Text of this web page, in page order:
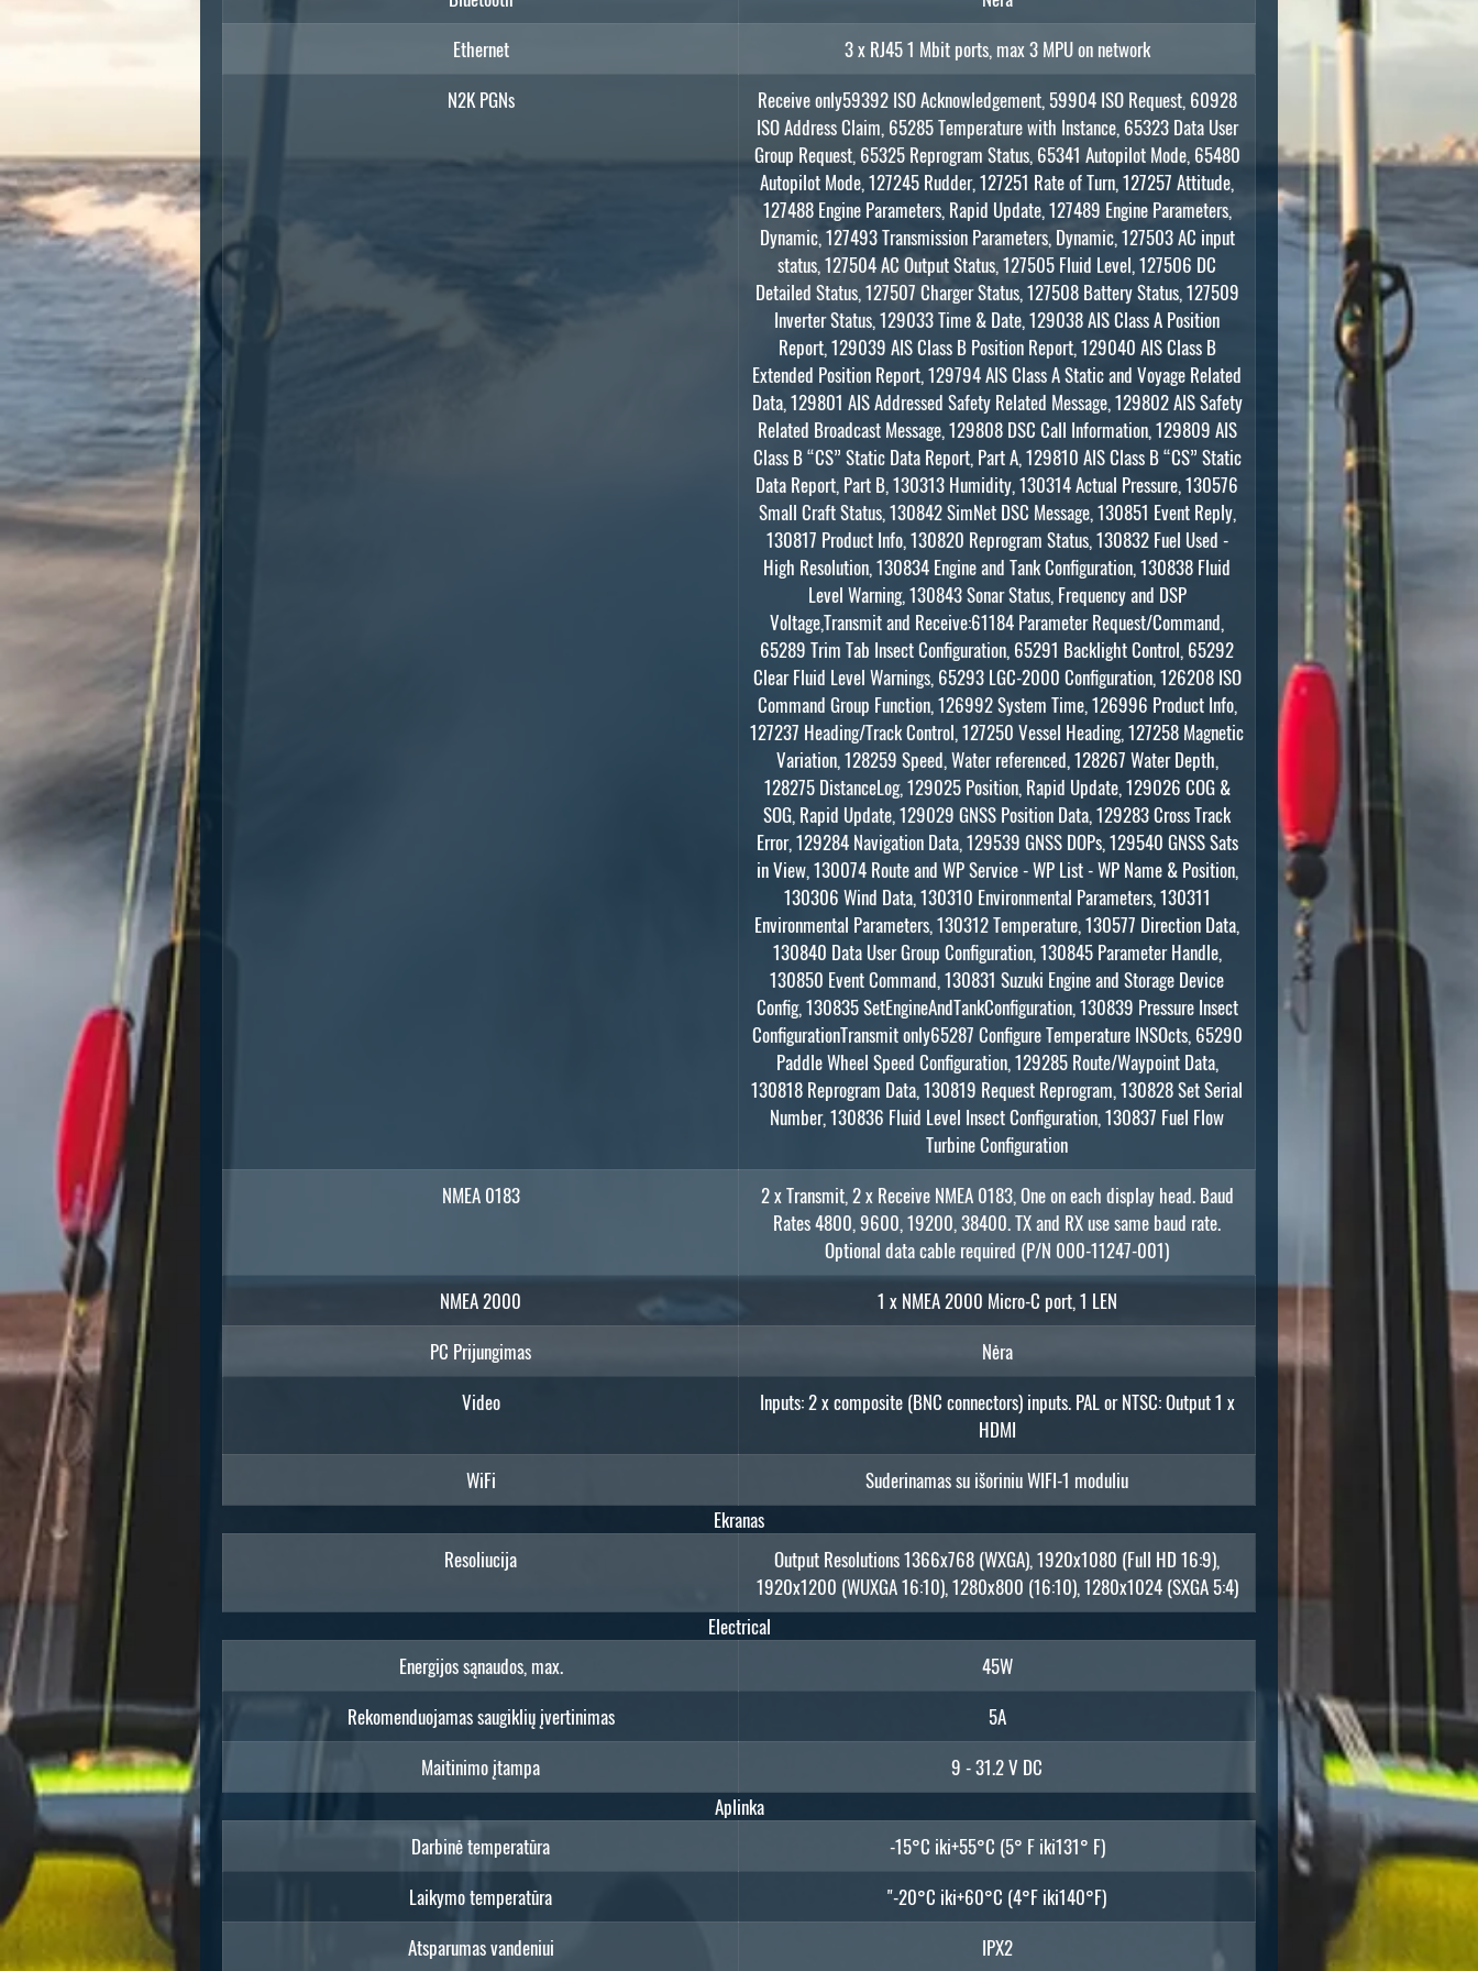
Ethernet
3 x RJ45 1 Mbit ports, max 3 MPU on network
N2K PGNs
Receive only59392 ISO Acknowledgement, 59904 ISO Request, 60928
ISO Address Claim, 65285 Temperature with Instance, 65323 Data User
Group Request, 65325 Reprogram Status, 65341 Autopilot Mode, 65480
Autopilot Mode, 127245 Rudder, 127251 Rate of Turn, 127257 Attitude,
127488 Engine Parameters, Rapid Update, 127489 Engine Parameters,
Dynamic, 127493 Transmission Parameters, Dynamic, 127503 AC input
status, 127504 AC Output Status, 127505 Fluid Level, 127506 DC
Detailed Status, 127507 Charger Status, 127508 Battery Status, 127509
Inverter Status, 129033 Time & Date, 129038 AIS Class A Position
Report, 129039 AIS Class B Position Report, 129040 AIS Class B
Extended Position Report, 129794 AIS Class A Static and Voyage Related
Data, 129801 AIS Addressed Safety Related Message, 129802 AIS Safety
Related Broadcast Message, 129808 DSC Call Information, 129809 AIS
Class B “CS” Static Data Report, Part A, 129810 AIS Class B “CS” Static
Data Report, Part B, 130313 Humidity, 130314 Actual Pressure, 130576
Small Craft Status, 130842 SimNet DSC Message, 130851 Event Reply,
130817 Product Info, 130820 Reprogram Status, 130832 Fuel Used -
High Resolution, 130834 Engine and Tank Configuration, 130838 Fluid
Level Warning, 130843 Sonar Status, Frequency and DSP
Voltage,Transmit and Receive:61184 Parameter Request/Command,
65289 Trim Tab Insect Configuration, 65291 Backlight Control, 65292
Clear Fluid Level Warnings, 65293 LGC-2000 Configuration, 126208 ISO
Command Group Function, 126992 System Time, 126996 Product Info,
127237 Heading/Track Control, 127250 Vessel Heading, 127258 Magnetic
Variation, 128259 Speed, Water referenced, 128267 Water Depth,
128275 DistanceLog, 129025 Position, Rapid Update, 129026 COG &
SOG, Rapid Update, 129029 GNSS Position Data, 129283 Cross Track
Error, 129284 Navigation Data, 129539 GNSS DOPs, 129540 GNSS Sats
in View, 130074 Route and WP Service - WP List - WP Name & Position,
130306 Wind Data, 130310 Environmental Parameters, 130311
Environmental Parameters, 130312 Temperature, 130577 Direction Data,
130840 Data User Group Configuration, 130845 Parameter Handle,
130850 Event Command, 130831 Suzuki Engine and Storage Device
Config, 130835 SetEngineAndTankConfiguration, 130839 Pressure Insect
ConfigurationTransmit only65287 Configure Temperature INSOcts, 65290
Paddle Wheel Speed Configuration, 129285 Route/Waypoint Data,
130818 Reprogram Data, 130819 Request Reprogram, 130828 Set Serial
Number, 130836 Fluid Level Insect Configuration, 130837 Fuel Flow
Turbine Configuration
NMEA 0183
2 x Transmit, 2 x Receive NMEA 0183, One on each display head. Baud
Rates 4800, 9600, 19200, 38400. TX and RX use same baud rate.
Optional data cable required (P/N 000-11247-001)
NMEA 2000
1 x NMEA 2000 Micro-C port, 1 LEN
PC Prijungimas
Nėra
Video
Inputs: 2 x composite (BNC connectors) inputs. PAL or NTSC: Output 1 x
HDMI
WiFi
Suderinamas su išoriniu WIFI-1 moduliu
Ekranas
Resoliucija
Output Resolutions 1366x768 (WXGA), 1920x1080 (Full HD 16:9),
1920x1200 (WUXGA 16:10), 1280x800 (16:10), 1280x1024 (SXGA 5:4)
Electrical
Energijos sąnaudos, max.
45W
Rekomenduojamas saugiklių įvertinimas
5A
Maitinimo įtampa
9 - 31.2 V DC
Aplinka
Darbinė temperatūra
-15°C iki+55°C (5° F iki131° F)
Laikymo temperatūra
"-20°C iki+60°C (4°F iki140°F)
Atsparumas vandeniui
IPX2